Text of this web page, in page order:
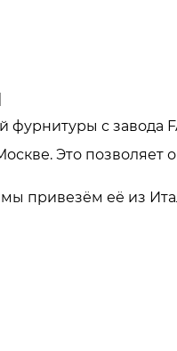
с завода
Это
привезём её из